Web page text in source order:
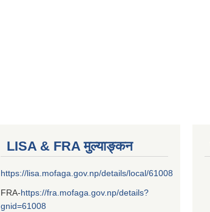
LISA & FRA मुल्याङ्कन
https://lisa.mofaga.gov.np/details/local/61008
FRA-https://fra.mofaga.gov.np/details?
gnid=61008